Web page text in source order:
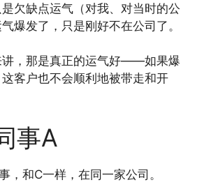
欠缺点运气（对我、对当时的公
爆发了，只是刚好不在公司了。
讲，那是真正的运气好——如果爆
客户也不会顺利地被带走和开
事A
，和C一样，在同一家公司。